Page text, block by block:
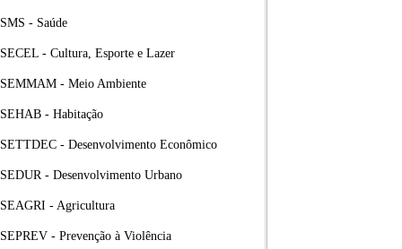
SMS - Saúde
SECEL - Cultura, Esporte e Lazer
SEMMAM - Meio Ambiente
SEHAB - Habitação
SETTDEC - Desenvolvimento Econômico
SEDUR - Desenvolvimento Urbano
SEAGRI - Agricultura
SEPREV - Prevenção à Violência